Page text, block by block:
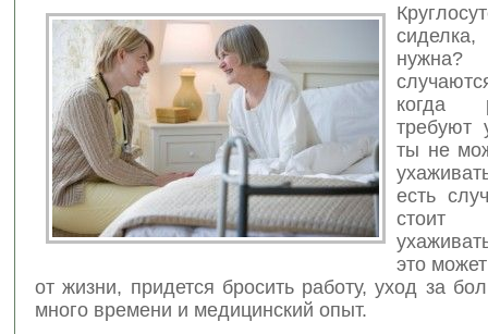
когда
требуют
ты не
есть
это
от жизни, придется бросить работу, уход за
много времени и медицинский опыт.